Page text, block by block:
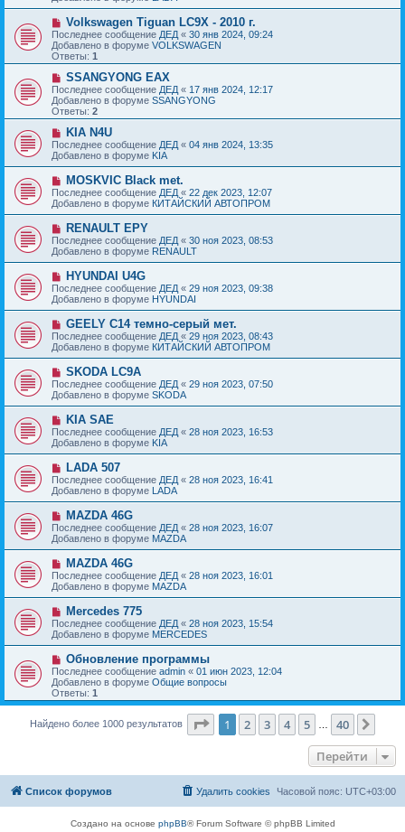
е
б
е
н
и
е
о
е
о
о
б
е
н
и
е
Н
о
в
о
е
с
о
о
б
щ
е
н
и
е
Volkswagen Tiguan LC9X - 2010 г.
Последнее сообщение ДЕД « 30 янв 2024, 09:24
Добавлено в форуме VOLKSWAGEN
Ответы: 1
Н
о
в
о
е
с
о
о
б
е
н
и
е
SSANGYONG EAX
Последнее сообщение ДЕД « 17 янв 2024, 12:17
Добавлено в форуме SSANGYONG
Ответы: 2
Н
о
в
о
е
с
о
о
б
щ
е
н
и
е
KIA N4U
Последнее сообщение ДЕД « 04 янв 2024, 13:35
Добавлено в форуме KIA
Н
о
в
о
е
с
о
о
б
щ
е
н
и
е
MOSKVIC Black met.
Последнее сообщение ДЕД « 22 дек 2023, 12:07
Добавлено в форуме КИТАЙСКИЙ АВТОПРОМ
Н
о
в
о
е
с
о
о
б
щ
е
н
и
е
RENAULT EPY
Последнее сообщение ДЕД « 30 ноя 2023, 08:53
Добавлено в форуме RENAULT
Н
о
в
о
с
о
о
б
щ
е
н
и
е
HYUNDAI U4G
Последнее сообщение ДЕД « 29 ноя 2023, 09:38
Добавлено в форуме HYUNDAI
Н
о
в
о
е
с
о
о
б
щ
е
н
и
е
GEELY C14 темно-серый мет.
Последнее сообщение ДЕД « 29 ноя 2023, 08:43
Добавлено в форуме КИТАЙСКИЙ АВТОПРОМ
Н
о
в
о
е
с
о
о
б
е
н
и
е
SKODA LC9A
Последнее сообщение ДЕД « 29 ноя 2023, 07:50
Добавлено в форуме SKODA
Н
о
в
о
е
с
о
о
б
щ
е
н
и
е
KIA SAE
Последнее сообщение ДЕД « 28 ноя 2023, 16:53
Добавлено в форуме KIA
Н
о
в
о
е
с
о
о
б
щ
е
н
и
е
LADA 507
Последнее сообщение ДЕД « 28 ноя 2023, 16:41
Добавлено в форуме LADA
Н
о
в
о
е
с
о
о
б
щ
е
н
и
е
MAZDA 46G
Последнее сообщение ДЕД « 28 ноя 2023, 16:07
Добавлено в форуме MAZDA
Н
о
в
о
е
с
о
о
б
щ
е
н
и
е
MAZDA 46G
Последнее сообщение ДЕД « 28 ноя 2023, 16:01
Добавлено в форуме MAZDA
Н
о
в
о
с
о
о
б
щ
н
Mercedes 775
Последнее сообщение ДЕД « 28 ноя 2023, 15:54
Добавлено в форуме MERCEDES
Н
о
в
о
е
о
н
е
Обновление программы
Последнее сообщение admin « 01 июн 2023, 12:04
Добавлено в форуме Общие вопросы
Ответы: 1
Найдено более 1000 результатов Страница из 40
1 2 3 4 5 40
Перейти
Список форумов Часовой пояс: UTC+03:00
Удалить cookies
Создано на основе phpBB® Forum Software © phpBB Limited